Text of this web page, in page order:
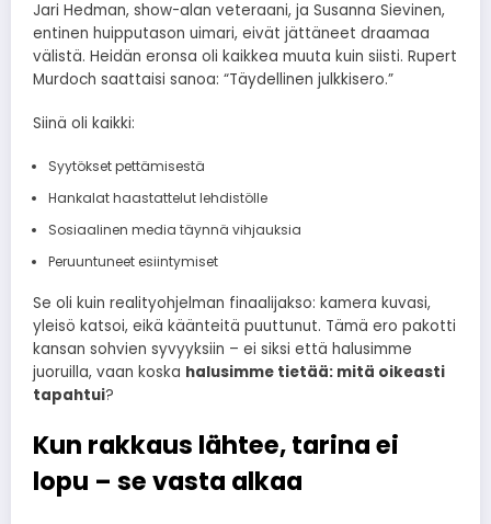
Jari Hedman, show-alan veteraani, ja Susanna Sievinen,
entinen huipputason uimari, eivät jättäneet draamaa
välistä. Heidän eronsa oli kaikkea muuta kuin siisti. Rupert
Murdoch saattaisi sanoa: “Täydellinen julkkisero.”
Siinä oli kaikki:
Syytökset pettämisestä
Hankalat haastattelut lehdistölle
Sosiaalinen media täynnä vihjauksia
Peruuntuneet esiintymiset
Se oli kuin realityohjelman finaalijakso: kamera kuvasi,
yleisö katsoi, eikä käänteitä puuttunut. Tämä ero pakotti
kansan sohvien syvyyksiin – ei siksi että halusimme
juoruilla, vaan koska halusimme tietää: mitä oikeasti
tapahtui?
Kun rakkaus lähtee, tarina ei
lopu – se vasta alkaa